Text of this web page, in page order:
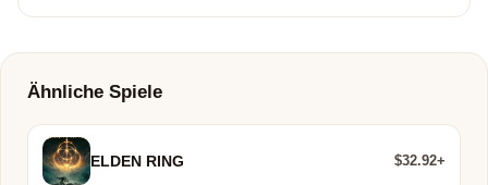
Ähnliche Spiele
ELDEN RING $32.92+